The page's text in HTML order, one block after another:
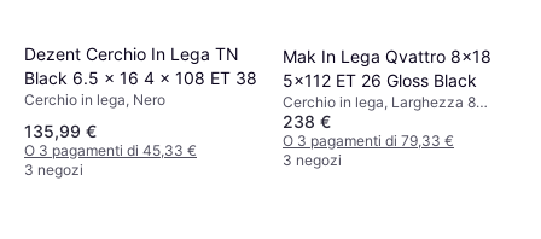
Dezent Cerchio In Lega TN
Black 6.5 x 16 4 x 108 ET 38
Cerchio in lega, Nero
135,99 €
O 3 pagamenti di 45,33 €
3 negozi
Mak In Lega Qvattro 8x18
5x112 ET 26 Gloss Black
Cerchio in lega, Larghezza 8
pollici, Diametro 18 pollici, Nero
238 €
O 3 pagamenti di 79,33 €
3 negozi